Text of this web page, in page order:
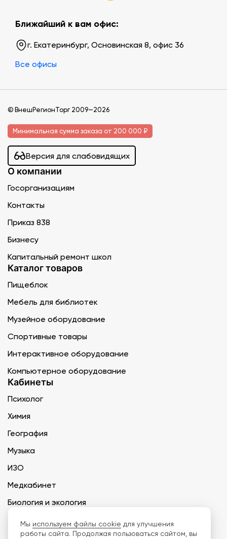
Ближайший к вам офис:
г. Екатеринбург, Основинская 8, офис 36
Все офисы
© ВнешРегионТорг 2009—2026
Минимальная сумма заказа от 200 000 ₽
Версия для слабовидящих
О компании
Госорганизациям
Контакты
Приказ 838
Бизнесу
Капитальный ремонт школ
Каталог товаров
Пищеблок
Мебель для библиотек
Музейное оборудование
Спортивные товары
Интерактивное оборудование
Компьютерное оборудование
Кабинеты
Психолог
Химия
География
Музыка
ИЗО
Медкабинет
Биология и экология
Технология
Мы используем файлы cookie для улучшения
работы сайта. Продолжая пользоваться сайтом, вы